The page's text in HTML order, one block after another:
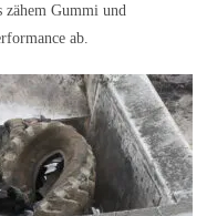
zähem Gummi und
ab.